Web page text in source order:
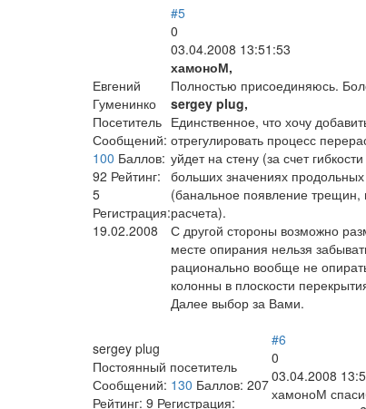
Евгений
Гуменинко
Посетитель
Сообщений:
100 Баллов:
92 Рейтинг:
5
Регистрация:
19.02.2008
#5
0
03.04.2008 13:51:53
хамоноМ,
Полностью присоединяюсь.
sergey plug,
Единственное, что хочу
отрегулировать процесс
уйдет на стену (за счет
больших значениях
(банальное появление трещин,
расчета).
С другой стороны возможно
месте опирания нельзя
рационально вообще не
колонны в плоскости
Далее выбор за Вами.
sergey plug
Постоянный посетитель
Сообщений: 130 Баллов: 207
Рейтинг: 9 Регистрация:
#6
0
03.04.2008
хамоноМ